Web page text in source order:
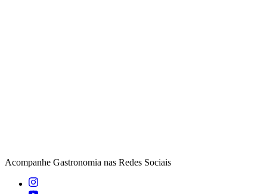
Acompanhe Gastronomia nas Redes Sociais